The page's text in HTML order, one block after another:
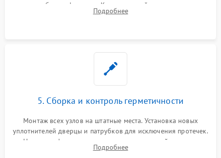
патрубках и фильтрах. Компонентный ремонт платы
управления, восстановление поврежденной проводки.
Подробнее
5. Сборка и контроль герметичности
Монтаж всех узлов на штатные места. Установка новых
уплотнителей дверцы и патрубков для исключения протечек.
Надежная фиксация хомутов гидравлической системы,
сборка корпуса и установка датчика поплавка.
Подробнее